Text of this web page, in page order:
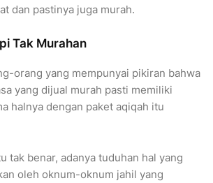
dan pastinya juga murah.
Tak Murahan
orang yang mempunyai pikiran bahwa
yang dijual murah pasti memiliki
halnya dengan paket aqiqah itu
tak benar, adanya tuduhan hal yang
oleh oknum-oknum jahil yang